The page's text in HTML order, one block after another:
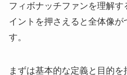
フィボナッチファンを理解
イントを押さえると全体像が
す。
まずは基本的な定義と目的